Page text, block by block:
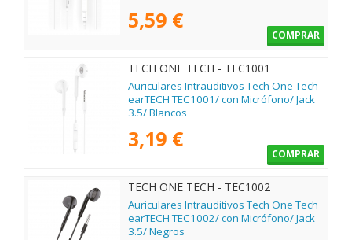
5,59 €
COMPRAR
TECH ONE TECH - TEC1001
Auriculares Intrauditivos Tech One Tech
earTECH TEC1001/ con Micrófono/ Jack
3.5/ Blancos
3,19 €
COMPRAR
TECH ONE TECH - TEC1002
Auriculares Intrauditivos Tech One Tech
earTECH TEC1002/ con Micrófono/ Jack
3.5/ Negros